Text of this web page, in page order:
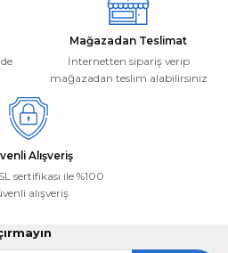
Mağazadan Teslimat
İnternetten sipariş verip
mağazadan teslim alabilirsiniz
Alışveriş
sertifikası ile %100
alışveriş